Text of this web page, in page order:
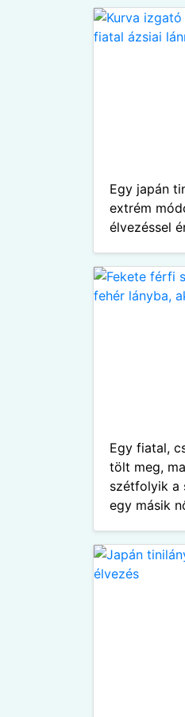
Egy japán
extrém
élvezéssel
Egy fiatal,
tölt meg,
szétfolyik a
egy másik